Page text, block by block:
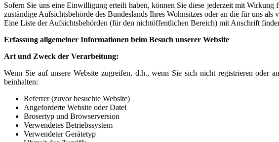
Sofern Sie uns eine Einwilligung erteilt haben, können Sie diese jederzeit mit
zuständige Aufsichtsbehörde des Bundeslands Ihres Wohnsitzes oder an die für uns als
Eine Liste der Aufsichtsbehörden (für den nichtöffentlichen Bereich) mit Anschrift
Erfassung allgemeiner Informationen beim Besuch unserer Website
Art und Zweck der Verarbeitung:
Wenn Sie auf unsere Website zugreifen, d.h., wenn Sie sich nicht registrieren oder
beinhalten:
Referrer (zuvor besuchte Website)
Angeforderte Website oder Datei
Brosertyp und Browserversion
Verwendetes Betriebssystem
Verwendeter Gerätetyp